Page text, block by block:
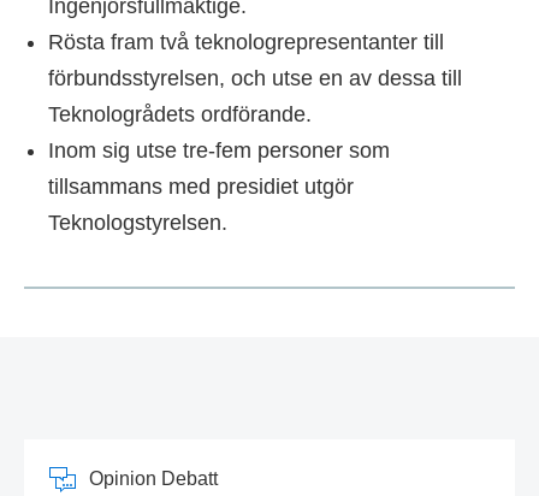
Ingenjörsfullmäktige.
Rösta fram två teknologrepresentanter till
förbundsstyrelsen, och utse en av dessa till
Teknologrådets ordförande.
Inom sig utse tre-fem personer som
tillsammans med presidiet utgör
Teknologstyrelsen.
Opinion Debatt